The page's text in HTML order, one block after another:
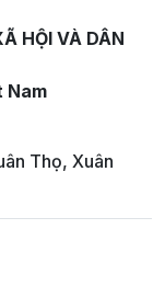
HỘI VÀ DÂN
Nam
Thọ, Xuân